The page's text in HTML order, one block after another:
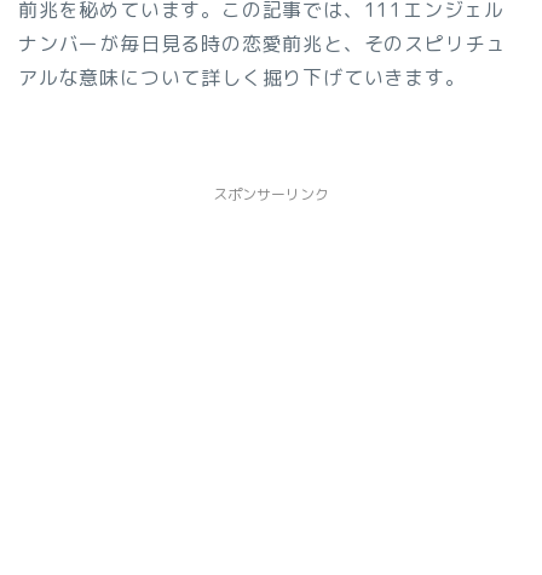
前兆を秘めています。この記事では、111エンジェル
ナンバーが毎日見る時の恋愛前兆と、そのスピリチュ
アルな意味について詳しく掘り下げていきます。
スポンサーリンク